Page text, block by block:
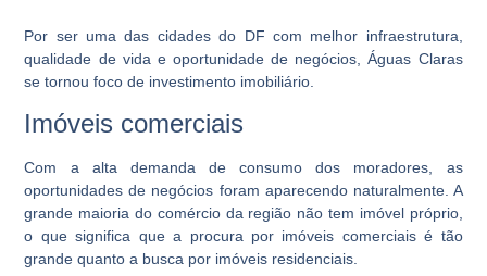
Por ser uma das cidades do DF com melhor infraestrutura,
qualidade de vida e oportunidade de negócios, Águas Claras
se tornou foco de investimento imobiliário.
Imóveis comerciais
Com a alta demanda de consumo dos moradores, as
oportunidades de negócios foram aparecendo naturalmente. A
grande maioria do comércio da região não tem imóvel próprio,
o que significa que a procura por imóveis comerciais é tão
grande quanto a busca por imóveis residenciais.